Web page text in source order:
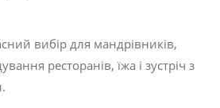
вибір для мандрівників,
ресторанів, їжа і зустріч з
.